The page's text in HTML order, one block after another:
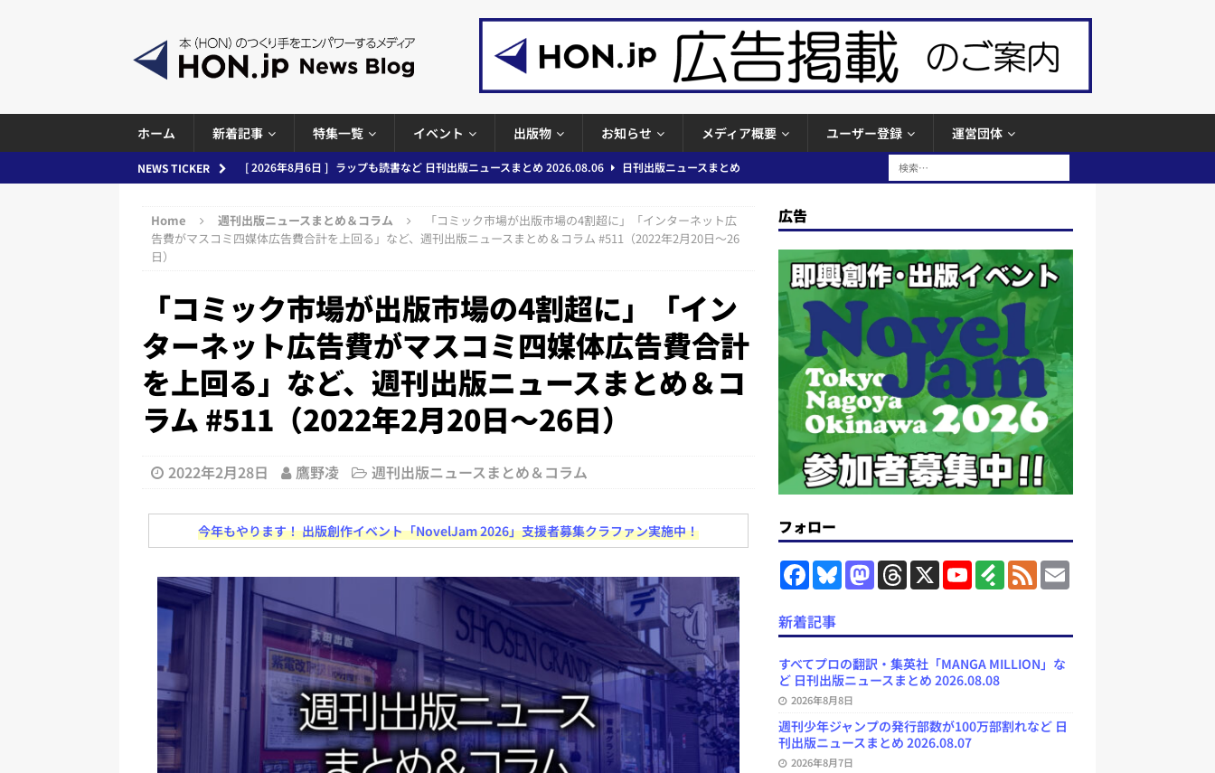
ホーム 新着記事 特集一覧 イベント 出版物 お知らせ メディア概要 ユーザー登録 運営団体
NEWS TICKER [ 2026年8月6日 ] ラップも読書など 日刊出版ニュースまとめ 2026.08.06
日刊出版ニュースまとめ
ースまとめ 2026.08.05
日刊出版ニュースまとめ
[ 2026年8月3日 ] 「講談社、著者向けポータルサイト提供開始」「EUが生成AIコンテンツの識別表示を義
務化」など、週刊出版ニュースまとめ＆コラム #726（2026年7月26日～8月1日）
週刊出版ニュースま
とめ＆コラム
[ 2026年8月2日 ] EUが生成AIコンテンツの識別表示を義務化など 日刊出版ニュースまとめ 2026.08.02
[ 2026年8月1日 ] 文科省、プログラミング教育にAI活用方針など 日刊出版ニュースまとめ 2026.08.01
[ 2026年7月31日 ] HON.jp News Blogに拡張検索生成（RAG）で回答を返すチャットボットを設置など
[ 2026年7月30日 ]
チャットボット（ベータ版）を公開しました
お知らせ
[ 2026年8月8日 ] すべてプロの翻訳・集英社「MANGA MILLION」など 日刊出版ニュースまとめ
2026.08.08
日刊出版ニュースまとめ
[ 2026年8月7日 ] 週刊少年ジャンプの発行部数が100万部割れなど 日刊出版ニュースまとめ 2026.08.07
日刊出版ニュースまとめ
Home 週刊出版ニュースまとめ＆コラム
「コミック市場が出版市場の4割超に」「インターネット広
告費がマスコミ四媒体広告費合計を上回る」など、週刊出版ニュースまとめ＆コラム #511（2022年2月20日～26
日）
「コミック市場が出版市場の4割超に」「イン
ターネット広告費がマスコミ四媒体広告費合計
を上回る」など、週刊出版ニュースまとめ＆コ
ラム #511（2022年2月20日～26日）
2022年2月28日 鷹野凌 週刊出版ニュースまとめ＆コラム
今年もやります！ 出版創作イベント「NovelJam 2026」支援者募集クラファン実施中！
広告
フォロー
F
a
e
b
o
o
k
B
l
k
y
M
a
d
o
n
T
h
d
s
X
Y
o
b
e
C
h
n
e
F
e
y
F
e
E
m
新着記事
すべてプロの翻訳・集英社「MANGA MILLION」な
ど 日刊出版ニュースまとめ 2026.08.08
2026年8月8日
週刊少年ジャンプの発行部数が100万部割れなど 日
刊出版ニュースまとめ 2026.08.07
2026年8月7日